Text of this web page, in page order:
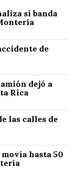
si banda
de
dejó a
Rica
las calles de
hasta 50